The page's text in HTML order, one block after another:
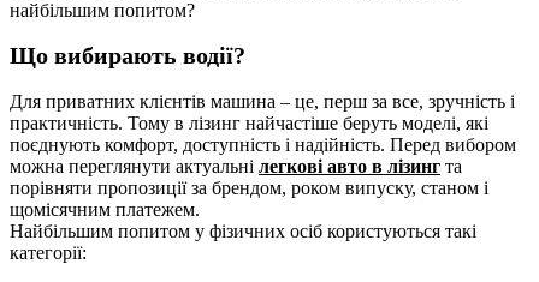
найбільшим попитом?
Що вибирають водії?
Для приватних клієнтів машина – це, перш за все, зручність і
практичність. Тому в лізинг найчастіше беруть моделі, які
поєднують комфорт, доступність і надійність. Перед вибором
можна переглянути актуальні легкові авто в лізинг та
порівняти пропозиції за брендом, роком випуску, станом і
щомісячним платежем.
Найбільшим попитом у фізичних осіб користуються такі
категорії: